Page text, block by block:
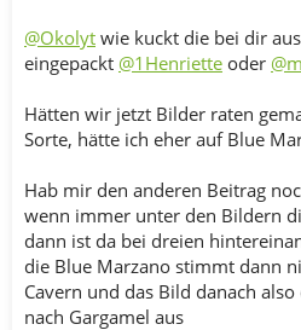
Tomatenzöglinge 2015 -
Tomatenzöglinge 2014 -
Tomatenzöglinge 2013 -
Tomatenzöglinge 2012 -
Tomatenzöglinge 2011 -
Vorjahren
Tomatenzöglinge
Hausgarten.net
@Okolyt wie kuckt die bei dir
eingepackt @1Henriette oder
Hätten wir jetzt Bilder raten
Sorte, hätte ich eher auf Blue
Hab mir den anderen Beitrag
wenn immer unter den Bildern
dann ist da bei dreien
die Blue Marzano stimmt dann
Cavern und das Bild danach
nach Gargamel aus